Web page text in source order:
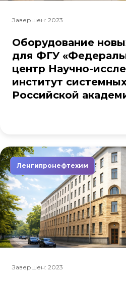
Завершен: 2023
Оборудование
для ФГУ
центр Научно-
институт
Российской
Ленгипронефтехим
Завершен: 2023